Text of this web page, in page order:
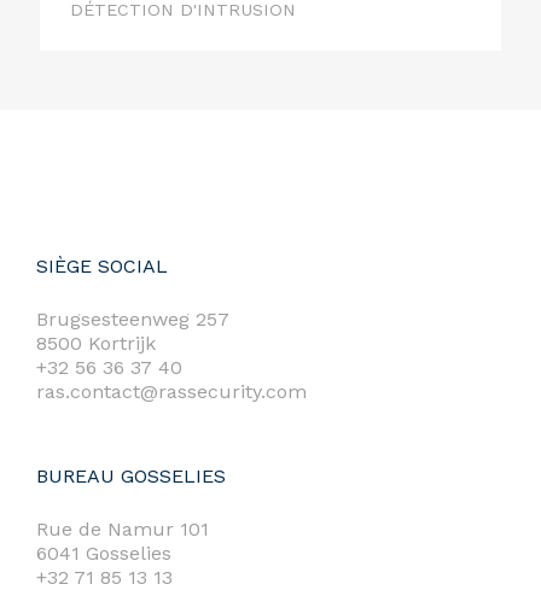
DÉTECTION D'INTRUSION
SIÈGE SOCIAL
Brugsesteenweg 257
8500 Kortrijk
+32 56 36 37 40
ras.contact@rassecurity.com
BUREAU GOSSELIES
Rue de Namur 101
6041 Gosselies
+32 71 85 13 13